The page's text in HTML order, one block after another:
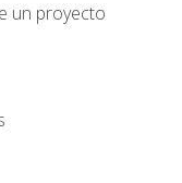
un proyecto